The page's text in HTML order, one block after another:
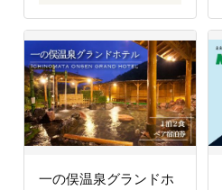
一の俣温泉グランドホ